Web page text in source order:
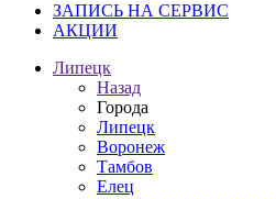
ЗАПИСЬ НА СЕРВИС
АКЦИИ
Липецк
Назад
Города
Липецк
Воронеж
Тамбов
Елец